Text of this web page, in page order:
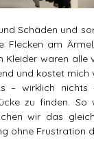
Schäden und
Flecken am
waren alle
und kostet
wirklich nichts
zu finden.
wir das